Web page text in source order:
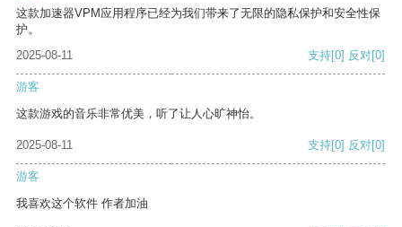
这款加速器VPM应用程序已经为我们带来了无限的隐私保护和安全性保
护。
2025-08-11
支持[0] 反对[0]
游客
这款游戏的音乐非常优美，听了让人心旷神怡。
2025-08-11 支持[0] 反对[0]
游客
我喜欢这个软件 作者加油